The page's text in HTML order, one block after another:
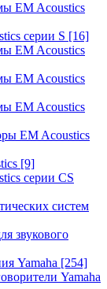
EM Acoustics
серии S [16]
EM Acoustics
EM Acoustics
EM Acoustics
EM Acoustics
[9]
серии CS
систем
звукового
Yamaha [254]
Yamaha